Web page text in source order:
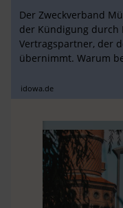
Der Zweckverband
der Kündigung durch
Vertragspartner, der
übernimmt. Warum
Erleichterung
idowa.de